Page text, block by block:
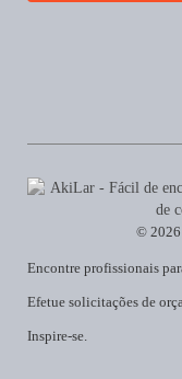
Encontre profissionais
Efetue solicitações de
Inspire-se.
© 2026